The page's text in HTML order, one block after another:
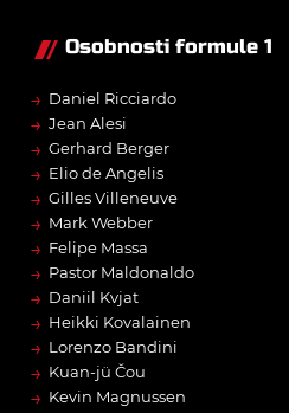
Osobnosti formule 1
→ Daniel Ricciardo
→ Jean Alesi
→ Gerhard Berger
→ Elio de Angelis
→ Gilles Villeneuve
→ Mark Webber
→ Felipe Massa
→ Pastor Maldonaldo
→ Daniil Kvjat
→ Heikki Kovalainen
→ Lorenzo Bandini
→ Kuan-jü Čou
→ Kevin Magnussen